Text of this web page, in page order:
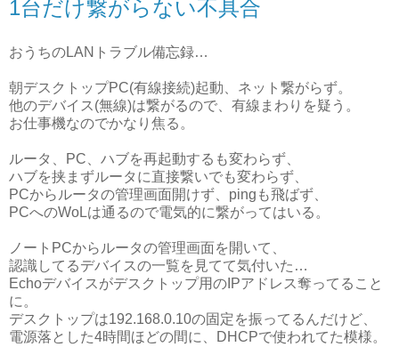
1台だけ繋がらない不具合
おうちのLANトラブル備忘録…
朝デスクトップPC(有線接続)起動、ネット繋がらず。
他のデバイス(無線)は繋がるので、有線まわりを疑う。
お仕事機なのでかなり焦る。
ルータ、PC、ハブを再起動するも変わらず、
ハブを挟まずルータに直接繋いでも変わらず、
PCからルータの管理画面開けず、pingも飛ばず、
PCへのWoLは通るので電気的に繋がってはいる。
ノートPCからルータの管理画面を開いて、
認識してるデバイスの一覧を見てて気付いた…
Echoデバイスがデスクトップ用のIPアドレス奪ってること
に。
デスクトップは192.168.0.10の固定を振ってるんだけど、
電源落とした4時間ほどの間に、DHCPで使われてた模様。